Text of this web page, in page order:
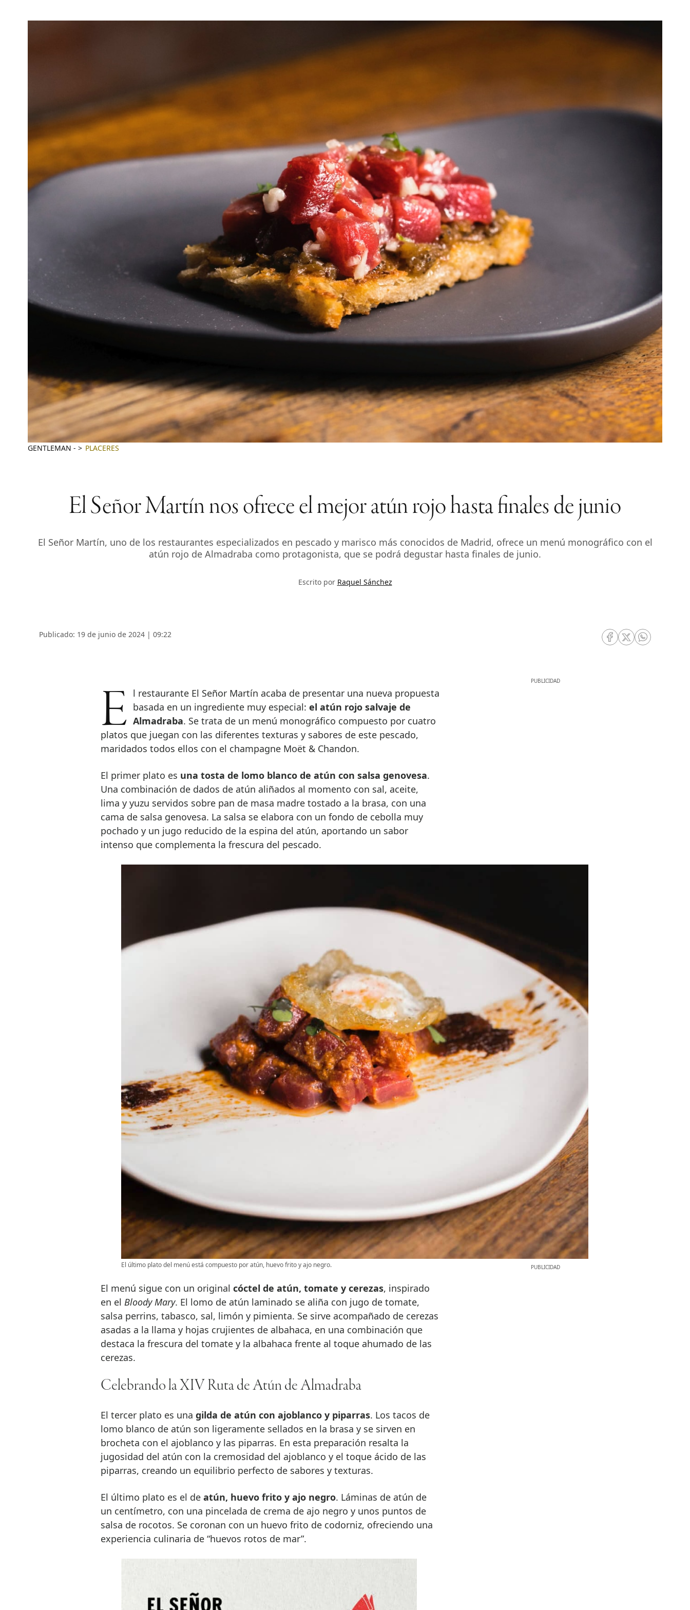
GENTLEMAN - PLACERES
El Señor Martín nos ofrece el mejor atún rojo hasta finales de junio
El Señor Martín, uno de los restaurantes especializados en pescado y marisco más conocidos de Madrid, ofrece un menú monográfico con el
atún rojo de Almadraba como protagonista, que se podrá degustar hasta finales de junio.
Escrito por Raquel Sánchez
Publicado: 19 de junio de 2024 | 09:22
RRSS Facebook
RRSS Twitter
RRSS
El restaurante El Señor Martín acaba de presentar una nueva propuesta basada en un ingrediente muy especial: el atún rojo salvaje de
Almadraba. Se trata de un menú monográfico compuesto por cuatro
platos que juegan con las diferentes texturas y sabores de este pescado,
maridados todos ellos con el champagne Moët & Chandon.
El primer plato es una tosta de lomo blanco de atún con salsa genovesa.
Una combinación de dados de atún aliñados al momento con sal, aceite,
lima y yuzu servidos sobre pan de masa madre tostado a la brasa, con una
cama de salsa genovesa. La salsa se elabora con un fondo de cebolla muy
pochado y un jugo reducido de la espina del atún, aportando un sabor
intenso que complementa la frescura del pescado.
El último plato del menú está compuesto por atún, huevo frito y ajo negro.
El menú sigue con un original cóctel de atún, tomate y cerezas, inspirado
en el Bloody Mary. El lomo de atún laminado se aliña con jugo de tomate,
salsa perrins, tabasco, sal, limón y pimienta. Se sirve acompañado de cerezas
asadas a la llama y hojas crujientes de albahaca, en una combinación que
destaca la frescura del tomate y la albahaca frente al toque ahumado de las
cerezas.
Celebrando la XIV Ruta de Atún de Almadraba
El tercer plato es una gilda de atún con ajoblanco y piparras. Los tacos de
lomo blanco de atún son ligeramente sellados en la brasa y se sirven en
brocheta con el ajoblanco y las piparras. En esta preparación resalta la
jugosidad del atún con la cremosidad del ajoblanco y el toque ácido de las
piparras, creando un equilibrio perfecto de sabores y texturas.
El último plato es el de atún, huevo frito y ajo negro. Láminas de atún de
un centímetro, con una pincelada de crema de ajo negro y unos puntos de
salsa de rocotos. Se coronan con un huevo frito de codorniz, ofreciendo una
experiencia culinaria de “huevos rotos de mar”.